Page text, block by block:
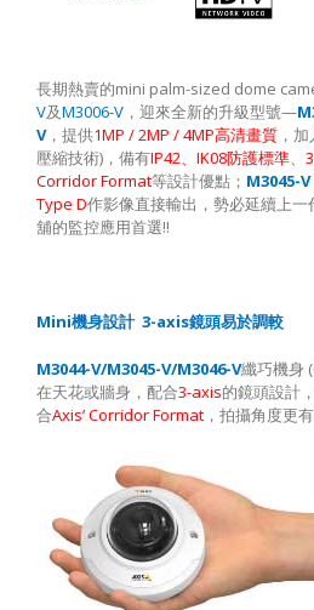
長期熱賣的mini palm-sized dome
V及M3006-V ，迎來全新的升級型號—
V，提供1MP / 2MP / 4MP高清畫質 ，加
壓縮技術) ，備有IP42 IK08防護標準
Corridor Format等設計優點； M3045-
Type D作影像直接輸出，勢必延續上
舖的監控應用首選!!
Mini機身設計3-axis鏡頭易於調較
M3044-V/M3045-V/M3046-V纖巧機身 (
在天花或牆身，配合3-axis的鏡頭設計
合Axis’ Corridor Format ，拍攝角度更有